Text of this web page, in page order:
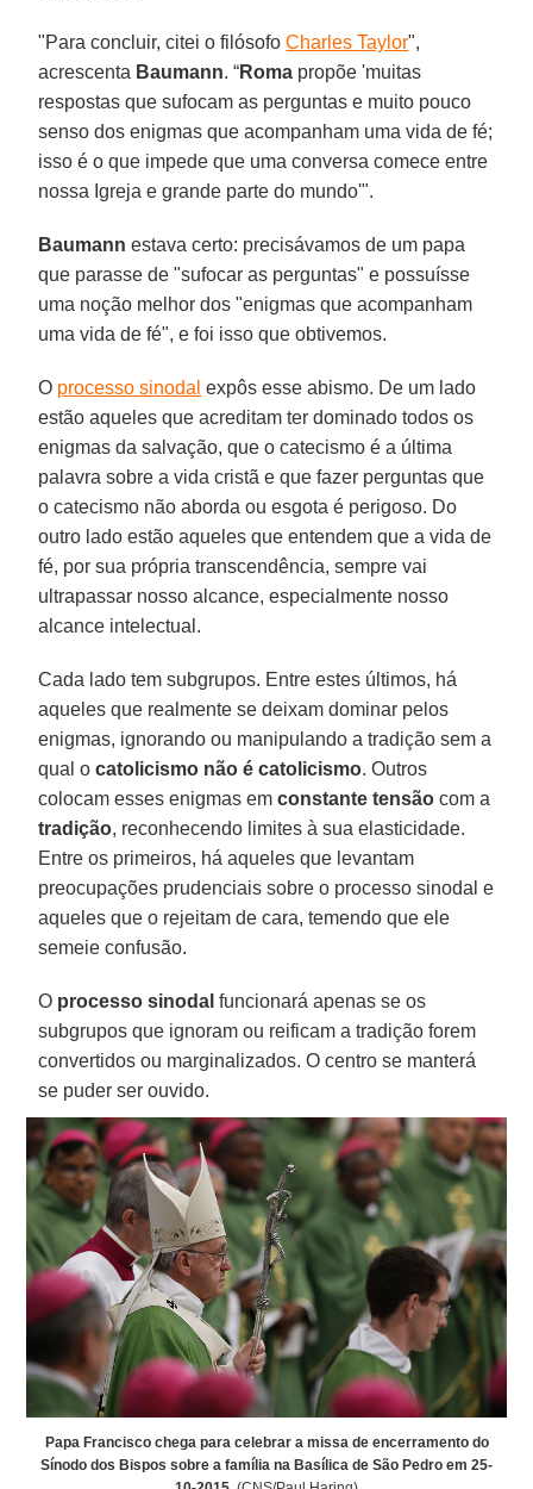
"Para concluir, citei o filósofoCharles Taylor",
acrescenta Baumann. “Roma propõe 'muitas
respostas que sufocam as perguntas e muito pouco
senso dos enigmas que acompanham uma vida de fé;
isso é o que impede que uma conversa comece entre
nossa Igreja e grande parte do mundo'".
Baumann estava certo: precisávamos de um papa
que parasse de "sufocar as perguntas" e possuísse
uma noção melhor dos "enigmas que acompanham
uma vida de fé", e foi isso que obtivemos.
O processo sinodal expôs esse abismo. De um lado
estão aqueles que acreditam ter dominado todos os
enigmas da salvação, que o catecismo é a última
palavra sobre a vida cristã e que fazer perguntas que
o catecismo não aborda ou esgota é perigoso. Do
outro lado estão aqueles que entendem que a vida de
fé, por sua própria transcendência, sempre vai
ultrapassar nosso alcance, especialmente nosso
alcance intelectual.
Cada lado tem subgrupos. Entre estes últimos, há
aqueles que realmente se deixam dominar pelos
enigmas, ignorando ou manipulando a tradição sem a
qual ocatolicismo não é catolicismo. Outros
colocam esses enigmas emconstante tensão com a
tradição, reconhecendo limites à sua elasticidade.
Entre os primeiros, há aqueles que levantam
preocupações prudenciais sobre o processo sinodal e
aqueles que o rejeitam de cara, temendo que ele
semeie confusão.
O processo sinodal funcionará apenas se os
subgrupos que ignoram ou reificam a tradição forem
convertidos ou marginalizados. O centro se manterá
se puder ser ouvido.
Papa Francisco chega para celebrar a missa de encerramento do
Sínodo dos Bispos sobre a família na Basílica de São Pedro em 25-